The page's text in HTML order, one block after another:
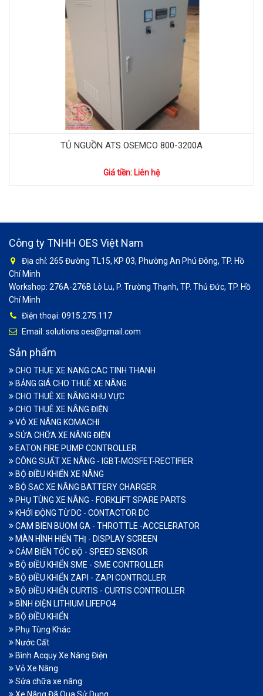
TỦ NGUỒN ATS OSEMCO 800-3200A
Giá tiền: Liên hệ
Công ty TNHH OES Việt Nam
Địa chỉ: 265 Đường TL15, KP 03, Phường An Phú Đông, TP. Hồ
Chí Minh
Workshop: 276A-276B Lò Lu, P. Trường Thạnh, TP. Thủ Đức, TP. Hồ
Chí Minh
Điện thoại: 0915.275.117
Email: solutions.oes@gmail.com
Sản phẩm
CHO THUE XE NANG CAC TINH THANH
BẢNG GIÁ CHO THUÊ XE NÂNG
CHO THUÊ XE NÂNG KHU VỰC
CHO THUÊ XE NÂNG ĐIỆN
VỎ XE NÂNG KOMACHI
SỬA CHỮA XE NÂNG ĐIỆN
EATON FIRE PUMP CONTROLLER
CÔNG SUẤT XE NÂNG - IGBT-MOSFET-RECTIFIER
BỘ ĐIỀU KHIỂN XE NÂNG
BỘ SẠC XE NÂNG BATTERY CHARGER
PHỤ TÙNG XE NÂNG - FORKLIFT SPARE PARTS
KHỞI ĐỘNG TỪ DC - CONTACTOR DC
CAM BIEN BUOM GA - THROTTLE -ACCELERATOR
MÀN HÌNH HIỂN THỊ - DISPLAY SCREEN
CẢM BIẾN TỐC ĐỘ - SPEED SENSOR
BỘ ĐIỀU KHIỂN SME - SME CONTROLLER
BỘ ĐIỀU KHIỂN ZAPI - ZAPI CONTROLLER
BỘ ĐIỀU KHIỂN CURTIS - CURTIS CONTROLLER
BÌNH ĐIỆN LITHIUM LIFEPO4
BỘ ĐIỀU KHIỂN
Phụ Tùng Khác
Nước Cất
Bình Acquy Xe Nâng Điện
Vỏ Xe Nâng
Sửa chữa xe nâng
Xe Nâng Đã Qua Sử Dụng